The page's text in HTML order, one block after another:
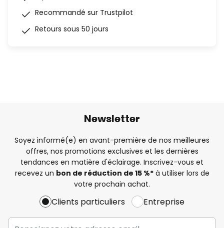
Recommandé sur Trustpilot
Retours sous 50 jours
Newsletter
Soyez informé(e) en avant-première de nos meilleures
offres, nos promotions exclusives et les dernières
tendances en matière d'éclairage. Inscrivez-vous et
recevez un bon de réduction de 15 %*à utiliser lors de
votre prochain achat.
Clients particuliers Entreprise